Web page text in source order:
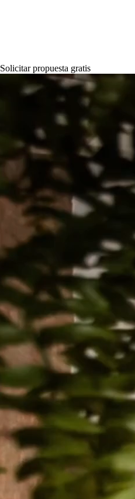
Solicitar propuesta gratis